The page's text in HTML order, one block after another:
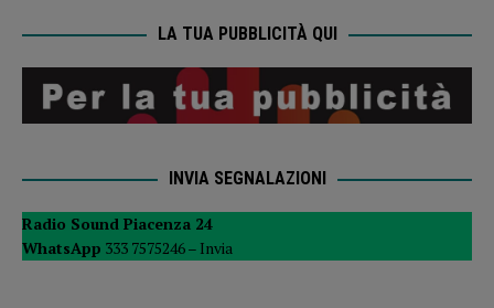
LA TUA PUBBLICITÀ QUI
INVIA SEGNALAZIONI
Radio Sound Piacenza 24
WhatsApp 333 7575246 – Invia